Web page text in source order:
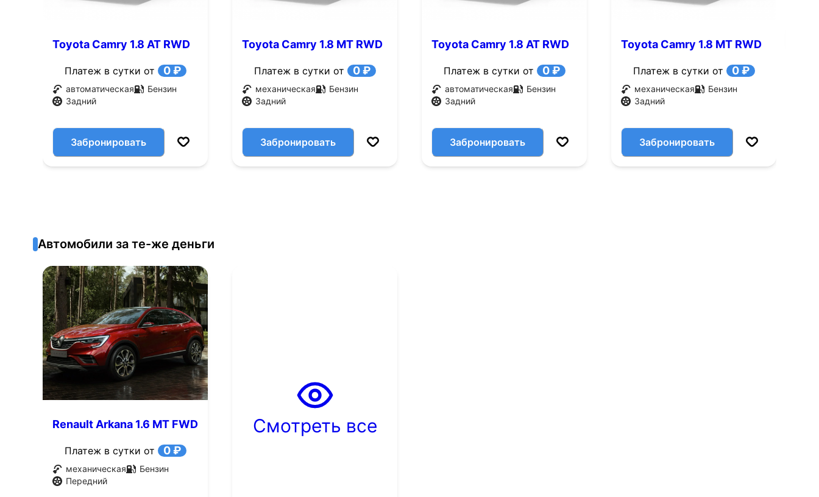
Toyota Camry 1.8 AT RWD
Платеж в сутки от 0 ₽
автоматическая
Бензин
Задний
Забронировать
Toyota Camry 1.8 MT RWD
Платеж в сутки от 0 ₽
механическая
Бензин
Задний
Забронировать
Toyota Camry 1.8 AT RWD
Платеж в сутки от 0 ₽
автоматическая
Бензин
Задний
Забронировать
Toyota Camry 1.8 MT RWD
Платеж в сутки от 0 ₽
механическая
Бензин
Задний
Забронировать
Автомобили за те-же деньги
Renault Arkana 1.6 MT FWD
Платеж в сутки от 0 ₽
механическая
Бензин
Передний
Смотреть все